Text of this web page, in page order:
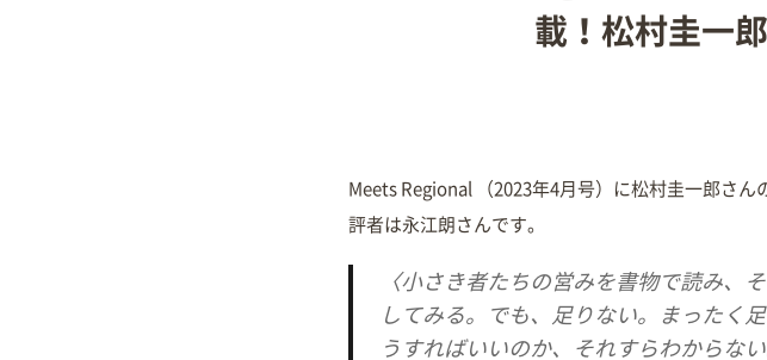
載！松村圭一
Meets Regional （2023年4月号）に松村圭一郎さん
評者は永江朗さんです。
〈小さき者たちの営みを書物で読み、
してみる。でも、足りない。まったく
うすればいいのか、それすらわからな